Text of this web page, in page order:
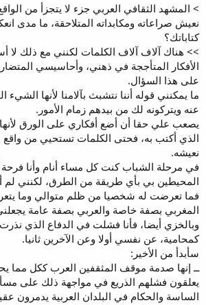
> المشهد الثقافي العربي جزء لا يتجزأ من
نعيش صراعاته ومكابداته المتلاحقة، ما مدى
كتاباتك؟
>> هناك آلاف آلاف الكلمات لكنني مع ذلك لا
الأفكار المتأججة في ذهني، وأحاسيسي
على هذا السؤال.
ما يمكنني قوله أننا نتشبث بآلامنا لأنها
عنه ويتركونه لك من بيدهم زمام الأمور.
يصعب علي حقا أن أضع أفكاري على الورق لأنها
الذي أكتب به، فحتى الكلمات تستحيي من واقع
نعيشه.
في مرحلة الشباب كنت كل مساء أنام وأنا فرحة
المحيطين بي بأي طريقة من الطرق، لكنني لم
فما تعرضت له شخصيا من ظلم متوالي وما
المغربي بصفة خاصة والعربي بصفة عامة
وبالخزي أيضا، فأنا فشلت في الدفاع الذي
كمحامية، عن نفسي أولا وعن الآخرين ثانيا.
سأبدأ من الأخير:
ــ إنها صدمة موقف المثقفين العرب ككل
يعلقون فشلهم الذريع في مواجهة ذلك على
الساسة والحكام في البلدان العربية يدمرون